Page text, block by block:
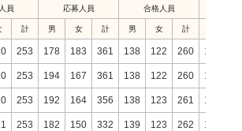
員 応募人員 合格人員
計 男 女 計 男 女 計
253 178 183 361 138 122 260 1.29
253 194 167 361 138 122 260 1.41
253 192 164 356 138 123 261 1.39
253 182 150 332 139 123 262 1.31